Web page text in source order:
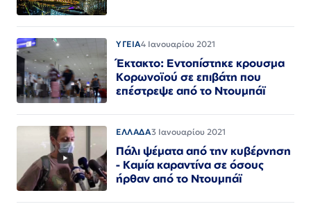
ΥΓΕΙΑ4 Ιανουαρίου 2021
Έκτακτο: Εντοπίστηκε κρουσμα
Κορωνοϊού σε επιβάτη που
επέστρεψε από το Ντουμπάϊ
ΕΛΛΑΔΑ3 Ιανουαρίου 2021
Πάλι ψέματα από την κυβέρνηση
- Καμία καραντίνα σε όσους
ήρθαν από το Ντουμπάϊ